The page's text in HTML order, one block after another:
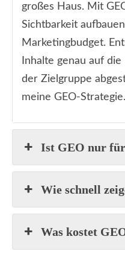
großes Haus. Mit
Sichtbarkeit
Marketingbudget.
Inhalte genau auf
der Zielgruppe
meine GEO-Strategie.
Ist GEO nur
Wie schnell
Was kostet